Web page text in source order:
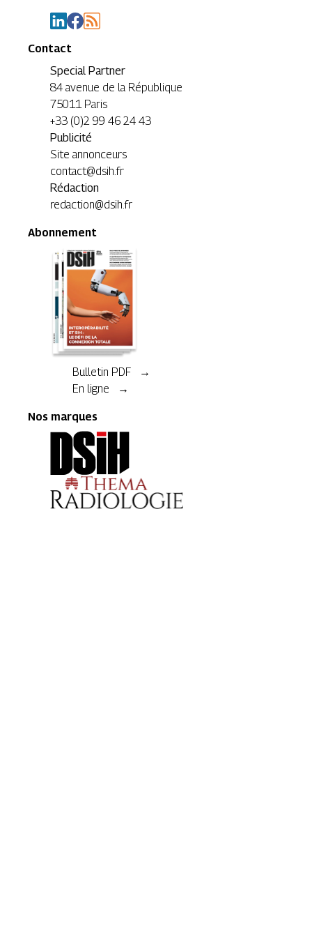
Contact
Special Partner
84 avenue de la République
75011 Paris
+33 (0)2 99 46 24 43
Publicité
Site annonceurs
contact@dsih.fr
Rédaction
redaction@dsih.fr
Abonnement
Bulletin PDF →
En ligne →
Nos marques